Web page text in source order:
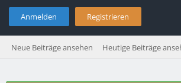
Anmelden Registrieren
Neue Beiträge ansehen Heutige Beiträge